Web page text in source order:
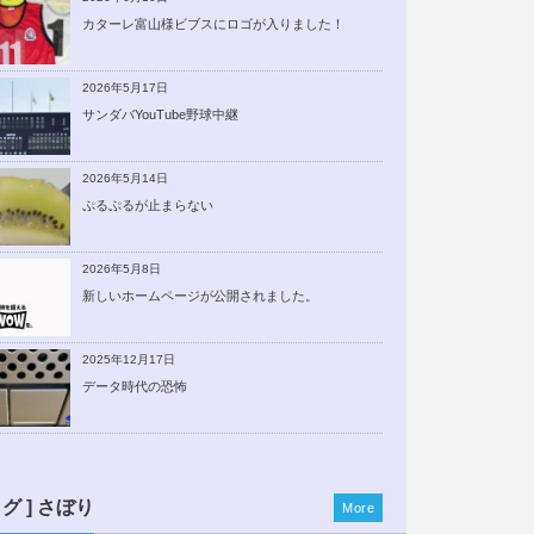
カターレ富山様ビブスにロゴが入りました！
2026年5月17日
サンダバYouTube野球中継
2026年5月14日
ぷるぷるが止まらない
2026年5月8日
新しいホームページが公開されました。
2025年12月17日
データ時代の恐怖
] さぼり More